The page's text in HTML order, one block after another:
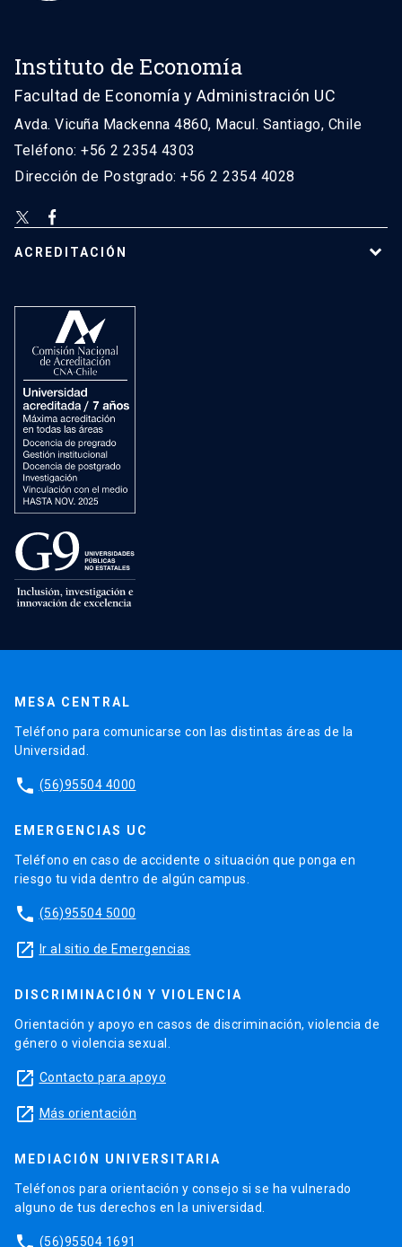
Instituto de Economía
Facultad de Economía y Administración UC
Avda. Vicuña Mackenna 4860, Macul. Santiago, Chile
Teléfono: +56 2 2354 4303
Dirección de Postgrado: +56 2 2354 4028
ACREDITACIÓN
MESA CENTRAL
Teléfono para comunicarse con las distintas áreas de la
Universidad.
phone (56)95504 4000
EMERGENCIAS UC
Teléfono en caso de accidente o situación que ponga en
riesgo tu vida dentro de algún campus.
phone (56)95504 5000
launch Ir al sitio de Emergencias
DISCRIMINACIÓN Y VIOLENCIA
Orientación y apoyo en casos de discriminación, violencia de
género o violencia sexual.
launch Contacto para apoyo
launch Más orientación
MEDIACIÓN UNIVERSITARIA
Teléfonos para orientación y consejo si se ha vulnerado
alguno de tus derechos en la universidad.
(56)95504 1691